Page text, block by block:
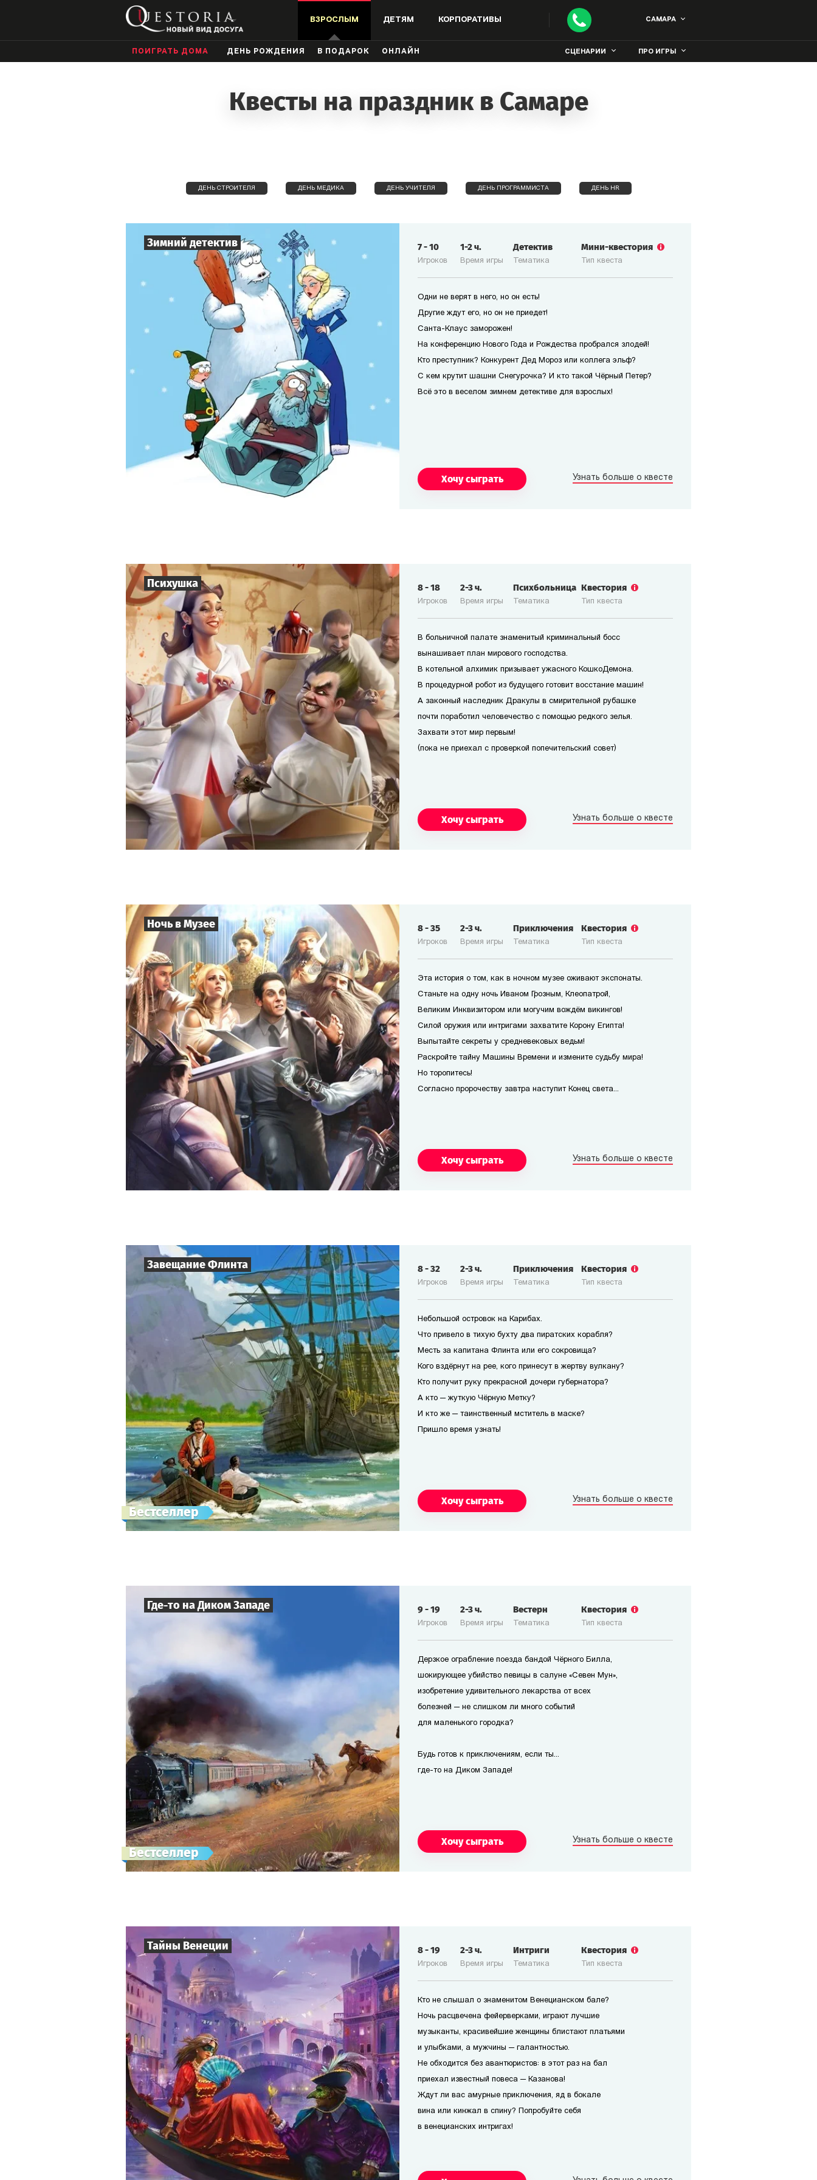
ВЗРОСЛЫМ ДЕТЯМ КОРПОРАТИВЫ САМАРА
ПОИГРАТЬ ДОМА ДЕНЬ РОЖДЕНИЯ В ПОДАРОК ОНЛАЙН СЦЕНАРИИ ПРО ИГРЫ
Квесты на праздник в Самаре
ДЕНЬ СТРОИТЕЛЯ ДЕНЬ МЕДИКА ДЕНЬ УЧИТЕЛЯ ДЕНЬ ПРОГРАММИСТА ДЕНЬ HR
Зимний детектив
Игроков
7-10
Время игры
1-2ч.
Тематика
Детектив
Тип квеста
Мини-квестория
Одни не верят в него, но он есть!
Другие ждут его, но он не приедет!
Санта-Клаус заморожен!
На конференцию Нового Года и Рождества пробрался злодей!
Кто преступник? Конкурент Дед Мороз или коллега эльф?
С кем крутит шашни Снегурочка? И кто такой Чёрный Петер?
Всё это в веселом зимнем детективе для взрослых!
Хочу сыграть Узнать больше о квесте
Психушка
Игроков
8-18
Время игры
2-3ч.
Тематика
Психбольница
Тип квеста
Квестория
В больничной палате знаменитый криминальный босс
вынашивает план мирового господства.
В котельной алхимик призывает ужасного КошкоДемона.
В процедурной робот из будущего готовит восстание машин!
А законный наследник Дракулы в смирительной рубашке
почти поработил человечество с помощью редкого зелья.
Захвати этот мир первым!
(пока не приехал с проверкой попечительский совет)
Хочу сыграть Узнать больше о квесте
Ночь в Музее
Игроков
8-35
Время игры
2-3ч.
Тематика
Приключения
Тип квеста
Квестория
Эта история о том, как в ночном музее оживают экспонаты.
Станьте на одну ночь Иваном Грозным, Клеопатрой,
Великим Инквизитором или могучим вождём викингов!
Силой оружия или интригами захватите Корону Египта!
Выпытайте секреты у средневековых ведьм!
Раскройте тайну Машины Времени и измените судьбу мира!
Но торопитесь!
Согласно пророчеству завтра наступит Конец света...
Хочу сыграть Узнать больше о квесте
Завещание Флинта
Бестселлер
Игроков
8-32
Время игры
2-3ч.
Тематика
Приключения
Тип квеста
Квестория
Небольшой островок на Карибах.
Что привело в тихую бухту два пиратских корабля?
Месть за капитана Флинта или его сокровища?
Кого вздёрнут на рее, кого принесут в жертву вулкану?
Кто получит руку прекрасной дочери губернатора?
А кто — жуткую Чёрную Метку?
И кто же — таинственный мститель в маске?
Пришло время узнать!
Хочу сыграть Узнать больше о квесте
Где-то на Диком Западе
Бестселлер
Игроков
9-19
Время игры
2-3ч.
Тематика
Вестерн
Тип квеста
Квестория
Дерзкое ограбление поезда бандой Чёрного Билла,
шокирующее убийство певицы в салуне «Севен Мун»,
изобретение удивительного лекарства от всех
болезней — не слишком ли много событий
для маленького городка?
Будь готов к приключениям, если ты...
где-то на Диком Западе!
Хочу сыграть Узнать больше о квесте
Тайны Венеции
Игроков
8-19
Время игры
2-3ч.
Тематика
Интриги
Тип квеста
Квестория
Кто не слышал о знаменитом Венецианском бале?
Ночь расцвечена фейерверками, играют лучшие
музыканты, красивейшие женщины блистают платьями
и улыбками, а мужчины — галантностью.
Не обходится без авантюристов: в этот раз на бал
приехал известный повеса — Казанова!
Ждут ли вас амурные приключения, яд в бокале
вина или кинжал в спину? Попробуйте себя
в венецианских интригах!